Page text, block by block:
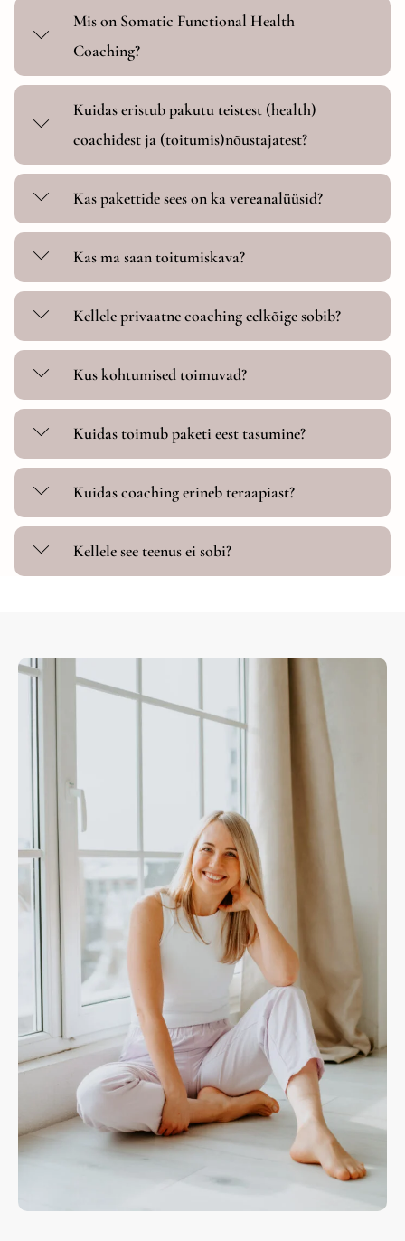
Mis on Somatic Functional Health
Coaching?
Kuidas eristub pakutu teistest (health)
coachidest ja (toitumis)nõustajatest?
Kas pakettide sees on ka vereanalüüsid?
Kas ma saan toitumiskava?
Kellele privaatne coaching eelkõige sobib?
Kus kohtumised toimuvad?
Kuidas toimub paketi eest tasumine?
Kuidas coaching erineb teraapiast?
Kellele see teenus ei sobi?